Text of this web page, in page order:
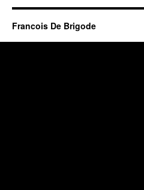
Francois De Brigode